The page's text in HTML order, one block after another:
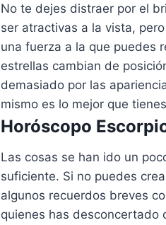
No te dejes distraer por el
ser atractivas a la vista,
una fuerza a la que puedes
estrellas cambian de
demasiado por las
mismo es lo mejor que
Horóscopo
Las cosas se han ido un
suficiente. Si no puedes
algunos recuerdos breves
quienes has desconcertado